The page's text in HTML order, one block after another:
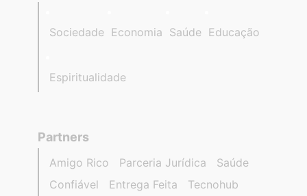
Sociedade Economia Saúde Educação
Espiritualidade
Partners
Amigo Rico Parceria Jurídica
Saúde
Confiável
Entrega Feita Tecnohub